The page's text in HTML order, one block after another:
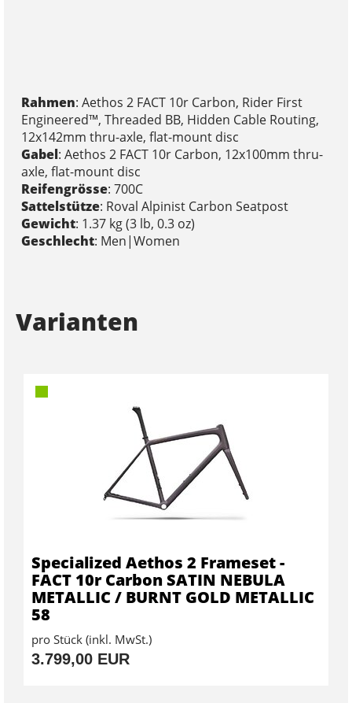
Rahmen: Aethos 2 FACT 10r Carbon, Rider First
Engineered™, Threaded BB, Hidden Cable Routing,
12x142mm thru-axle, flat-mount disc
Gabel: Aethos 2 FACT 10r Carbon, 12x100mm thru-
axle, flat-mount disc
Reifengrösse: 700C
Sattelstütze: Roval Alpinist Carbon Seatpost
Gewicht: 1.37 kg (3 lb, 0.3 oz)
Geschlecht: Men|Women
Varianten
Specialized Aethos 2 Frameset -
FACT 10r Carbon SATIN NEBULA
METALLIC / BURNT GOLD METALLIC
58
pro Stück (inkl. MwSt.)
3.799,00 EUR